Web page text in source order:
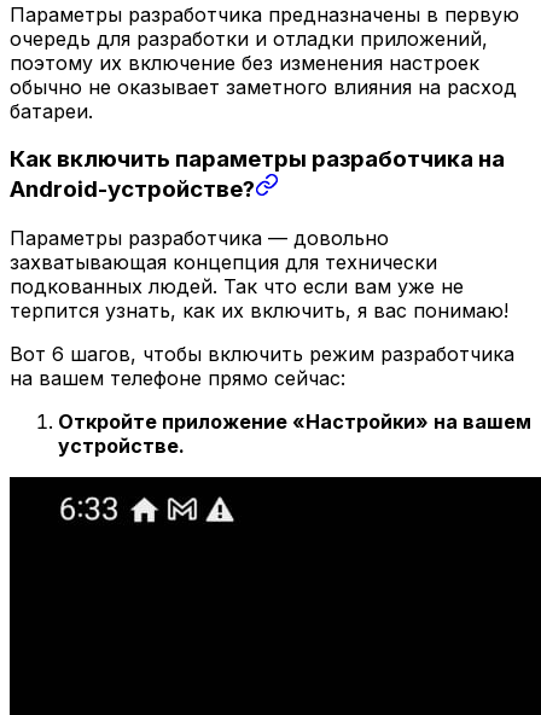
Параметры разработчика предназначены в первую
очередь для разработки и отладки приложений,
поэтому их включение без изменения настроек
обычно не оказывает заметного влияния на расход
батареи.
Как включить параметры разработчика на
Android-устройстве?
Параметры разработчика — довольно
захватывающая концепция для технически
подкованных людей. Так что если вам уже не
терпится узнать, как их включить, я вас понимаю!
Вот 6 шагов, чтобы включить режим разработчика
на вашем телефоне прямо сейчас:
Откройте приложение «Настройки» на вашем
устройстве.